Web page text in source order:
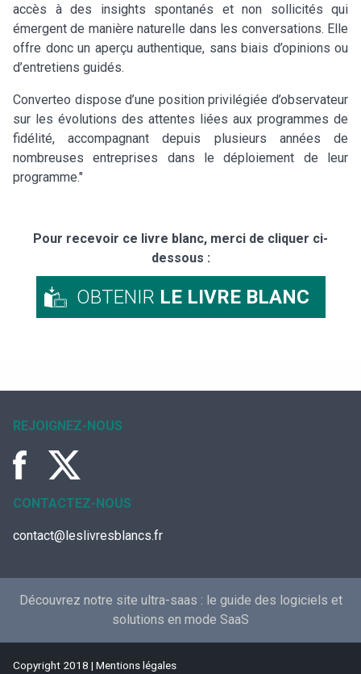
accès à des insights spontanés et non sollicités qui
émergent de manière naturelle dans les conversations. Elle
offre donc un aperçu authentique, sans biais d’opinions ou
d’entretiens guidés.
Converteo dispose d’une position privilégiée d’observateur
sur les évolutions des attentes liées aux programmes de
fidélité, accompagnant depuis plusieurs années de
nombreuses entreprises dans le déploiement de leur
programme."
Pour recevoir ce livre blanc, merci de cliquer ci-
dessous :
OBTENIR LE LIVRE BLANC
REJOIGNEZ-NOUS
CONTACTEZ-NOUS
contact@leslivresblancs.fr
Découvrez notre site ultra-saas : le guide des logiciels et
solutions en mode SaaS
Copyright 2018 | Mentions légales